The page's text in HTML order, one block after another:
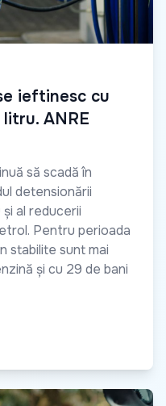
ieftinesc cu
ANRE
să scadă în
detensionării
al reducerii
Pentru perioada
stabilite sunt mai
și cu 29 de bani